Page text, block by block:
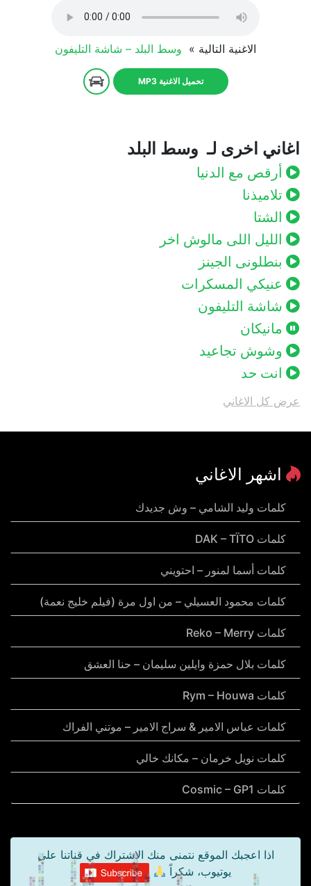
الاغنية التالية » وسط البلد – شاشة التليفون
تحميل الاغنية MP3
اغاني اخرى لـ وسط البلد
أرقص مع الدنيا
تلاميذنا
الشتا
الليل اللى مالوش اخر
بنطلونى الجينز
عنيكي المسكرات
شاشة التليفون
مانيكان
وشوش تجاعيد
انت حد
عرض كل الاغاني
اشهر الاغاني
كلمات وليد الشامي – وش جديدك
كلمات DAK – TÏTO
كلمات أسما لمنور – احتويني
كلمات محمود العسيلي – من اول مرة (فيلم خليج نعمة)
كلمات Reko – Merry
كلمات بلال حمزة وايلين سليمان – حنا العشق
كلمات Rym – Houwa
كلمات عباس الامير & سراج الامير – موتني الفراك
كلمات نويل خرمان – مكانك خالي
كلمات Cosmic – GP1
اذا اعجبك الموقع نتمنى منك الاشتراك في قناتنا على
يوتيوب، شكراً